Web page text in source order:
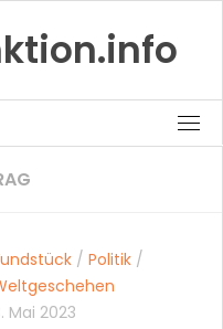
/ Politik /
Mai 2023